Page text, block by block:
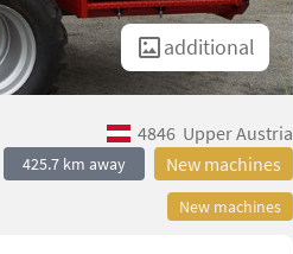
additional
4846 Upper Austria
425.7 km away New machines
New machines